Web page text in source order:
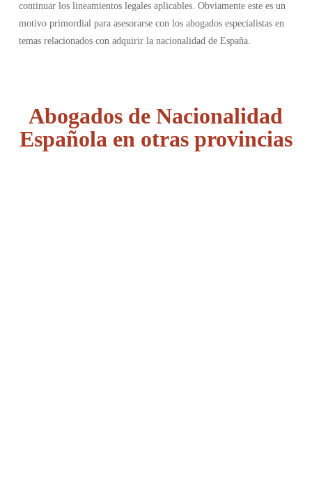
continuar los lineamientos legales aplicables. Obviamente este es un
motivo primordial para asesorarse con los abogados especialistas en
temas relacionados con adquirir la nacionalidad de España.
Abogados de Nacionalidad
Española en otras provincias